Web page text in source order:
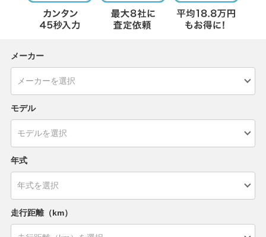
メーカー
モデル
年式
走行距離（km）